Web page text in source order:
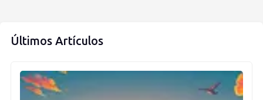
Últimos Artículos